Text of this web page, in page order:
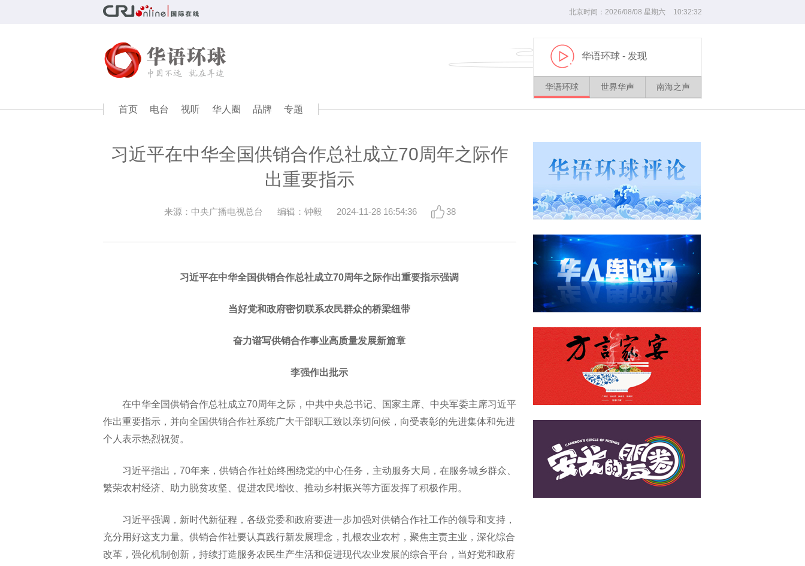
北京时间： 2026/08/08 星期六 10:32:33
播
放
华语环球 - 发现
华语环球 世界华声 南海之声
首页 电台 视听 华人圈 品牌 专题
习近平在中华全国供销合作总社成立70周年之际作
出重要指示
来源：中央广播电视总台 编辑：钟毅 2024-11-28 16:54:36 38
习近平在中华全国供销合作总社成立70周年之际作出重要指示强调
当好党和政府密切联系农民群众的桥梁纽带
奋力谱写供销合作事业高质量发展新篇章
李强作出批示
在中华全国供销合作总社成立70周年之际，中共中央总书记、国家主席、中央军委主席习近平
作出重要指示，并向全国供销合作社系统广大干部职工致以亲切问候，向受表彰的先进集体和先进
个人表示热烈祝贺。
习近平指出，70年来，供销合作社始终围绕党的中心任务，主动服务大局，在服务城乡群众、
繁荣农村经济、助力脱贫攻坚、促进农民增收、推动乡村振兴等方面发挥了积极作用。
习近平强调，新时代新征程，各级党委和政府要进一步加强对供销合作社工作的领导和支持，
充分用好这支力量。供销合作社要认真践行新发展理念，扎根农业农村，聚焦主责主业，深化综合
改革，强化机制创新，持续打造服务农民生产生活和促进现代农业发展的综合平台，当好党和政府